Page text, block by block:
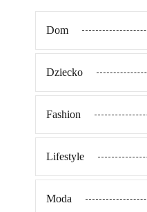
Dom
Dziecko
Fashion
Lifestyle
Moda